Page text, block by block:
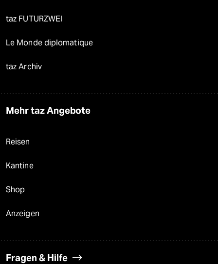
taz FUTURZWEI
Le Monde diplomatique
taz Archiv
Mehr taz Angebote
Reisen
Kantine
Shop
Anzeigen
Fragen & Hilfe